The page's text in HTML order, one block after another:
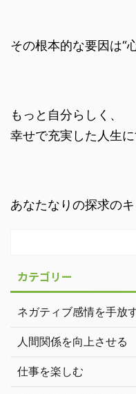
その根本的な要因は“
もっと自分らしく、
幸せで充実した人生
あなたなりの探求の
カテゴリー
ネガティブ感情を手放
人間関係を向上させる
仕事を楽しむ